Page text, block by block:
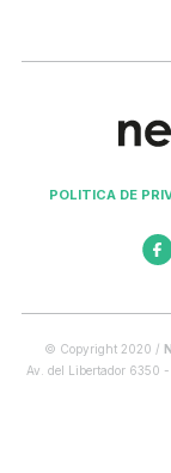
POLITICA DE
© Copyright 2020 /
Av. del Libertador 6350